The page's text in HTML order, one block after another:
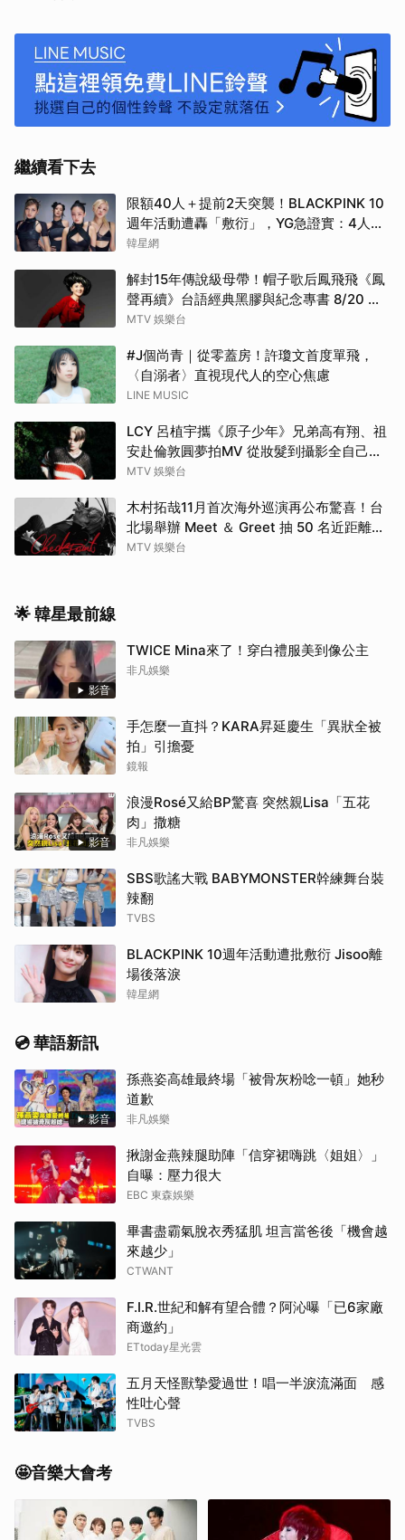
繼續看下去
限額40人＋提前2天突襲！BLACKPINK 10
週年活動遭轟「敷衍」，YG急證實：4人確
定完全體出席
韓星網
解封15年傳說級母帶！帽子歌后鳳飛飛《鳳
聲再續》台語經典黑膠與紀念專書 8/20 珍
藏預購
MTV 娛樂台
#J個尚青｜從零蓋房！許瓊文首度單飛，
〈自溺者〉直視現代人的空心焦慮
LINE MUSIC
LCY 呂植宇攜《原子少年》兄弟高有翔、祖
安赴倫敦圓夢拍MV 從妝髮到攝影全自己
來！
MTV 娛樂台
木村拓哉11月首次海外巡演再公布驚喜！台
北場舉辦 Meet ＆ Greet 抽 50 名近距離互
動
MTV 娛樂台
🌟 韓星最前線
影音
TWICE Mina來了！穿白禮服美到像公主
非凡娛樂
手怎麼一直抖？KARA昇延慶生「異狀全被
拍」引擔憂
鏡報
影音
浪漫Rosé又給BP驚喜 突然親Lisa「五花
肉」撒糖
非凡娛樂
SBS歌謠大戰 BABYMONSTER幹練舞台裝
辣翻
TVBS
BLACKPINK 10週年活動遭批敷衍 Jisoo離
場後落淚
韓星網
💿 華語新訊
影音
孫燕姿高雄最終場「被骨灰粉唸一頓」她秒
道歉
非凡娛樂
揪謝金燕辣腿助陣「信穿裙嗨跳〈姐姐〉」
自曝：壓力很大
EBC 東森娛樂
畢書盡霸氣脫衣秀猛肌 坦言當爸後「機會越
來越少」
CTWANT
F.I.R.世紀和解有望合體？阿沁曝「已6家廠
商邀約」
ETtoday星光雲
五月天怪獸摯愛過世！唱一半淚流滿面 感
性吐心聲
TVBS
🤩音樂大會考